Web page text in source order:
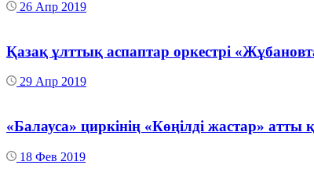
26 Апр 2019
Қазақ ұлттық аспаптар оркестрі
29 Апр 2019
«Балауса» циркінің «Көңілді жастар»
18 Фев 2019